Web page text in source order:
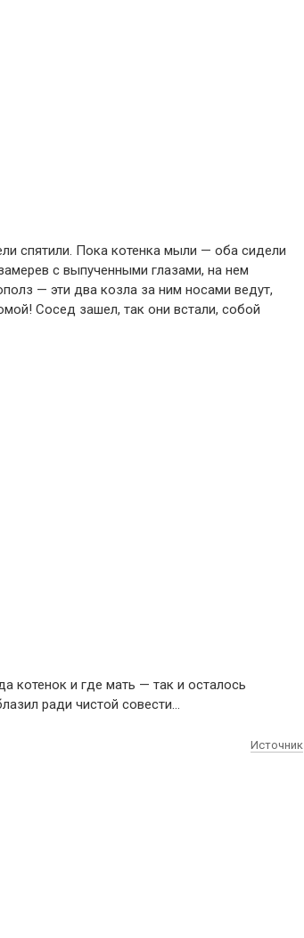
спятили. Пока котенка мыли — оба сидели
с выпученными глазами, на нем
— эти два козла за ним носами ведут,
Сосед зашел, так они встали, собой
котенок и где мать — так и осталось
ради чистой совести…
Источник